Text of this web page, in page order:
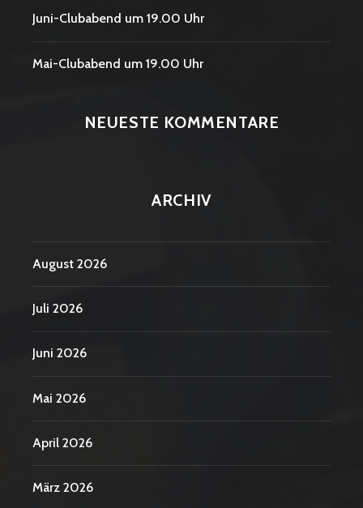
Juni-Clubabend um 19.00 Uhr
Mai-Clubabend um 19.00 Uhr
NEUESTE KOMMENTARE
ARCHIV
August 2026
Juli 2026
Juni 2026
Mai 2026
April 2026
März 2026